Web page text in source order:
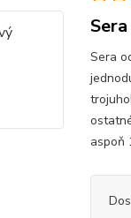
Sera
aspoň